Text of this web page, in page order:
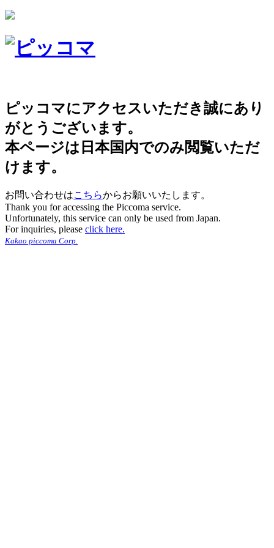
ピッコマにアクセスいただき誠にあり
がとうございます。
本ページは日本国内でのみ閲覧いただ
けます。
お問い合わせはこちらからお願いいたします。
Thank you for accessing the Piccoma service.
Unfortunately, this service can only be used from Japan.
For inquiries, please click here.
Kakao piccoma Corp.